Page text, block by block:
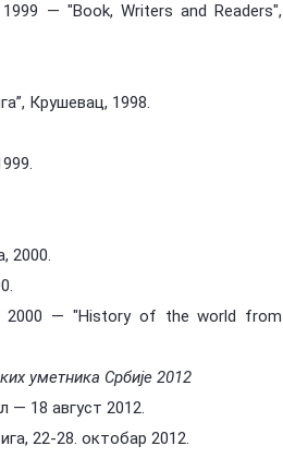
— "Book, Writers and Readers",
Крушевац, 1998.
2000.
2000 — "History of the world from
уметника Србије 2012
— 18 август 2012.
22-28. октобар 2012.